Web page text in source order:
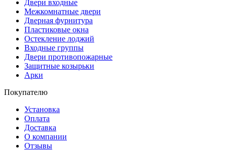
Двери входные
Межкомнатные двери
Дверная фурнитура
Пластиковые окна
Остекление лоджий
Входные группы
Двери противопожарные
Защитные козырьки
Арки
Покупателю
Установка
Оплата
Доставка
О компании
Отзывы